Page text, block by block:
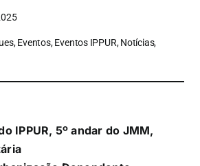
Eventos, Eventos IPPUR, Notícias,
IPPUR, 5º andar do JMM,